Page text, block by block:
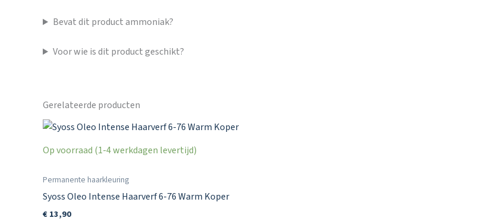
Bevat dit product ammoniak?
Voor wie is dit product geschikt?
Gerelateerde producten
Op voorraad (1-4 werkdagen levertijd)
Permanente haarkleuring
Syoss Oleo Intense Haarverf 6-76 Warm Koper
€13,90